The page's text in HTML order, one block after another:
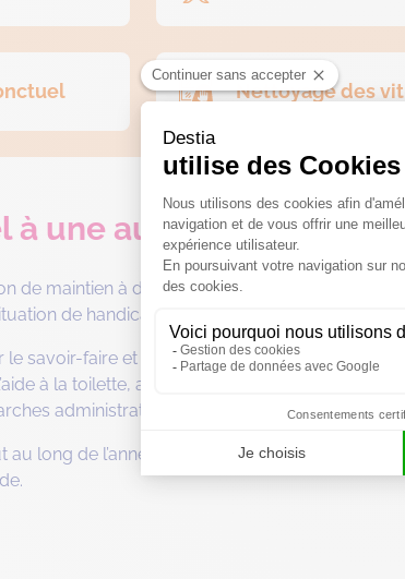
Nettoyage des
à une auxiliaire de vie
de maintien à domicile sur Bailleul ? Destia
de handicap.
le savoir-faire et l’expérience d’assistantes et
à la toilette, au repas, au lever, au
administratives ou de l’aide à la mobilité.
long de l’année, nos équipes interviennent à